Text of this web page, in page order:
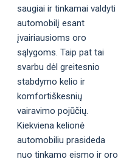
saugiai ir tinkamai valdyti
automobilį esant
įvairiausioms oro
sąlygoms. Taip pat tai
svarbu dėl greitesnio
stabdymo kelio ir
komfortiškesnių
vairavimo pojūčių.
Kiekviena kelionė
automobiliu prasideda
nuo tinkamo eismo ir oro